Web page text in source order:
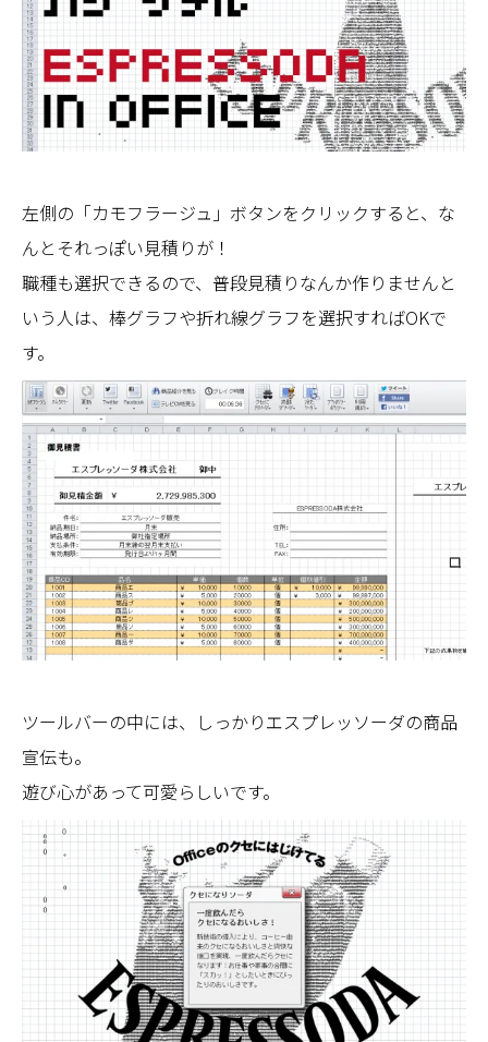
左側の「カモフラージュ」ボタンをクリックすると、な
んとそれっぽい見積りが！
職種も選択できるので、普段見積りなんか作りませんと
いう人は、棒グラフや折れ線グラフを選択すればOKで
す。
ツールバーの中には、しっかりエスプレッソーダの商品
宣伝も。
遊び心があって可愛らしいです。